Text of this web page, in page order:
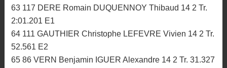
63 117 DERE Romain DUQUENNOY Thibaud 14 2 Tr.
2:01.201 E1
64 111 GAUTHIER Christophe LEFEVRE Vivien 14 2 Tr.
52.561 E2
65 86 VERN Benjamin IGUER Alexandre 14 2 Tr. 31.327